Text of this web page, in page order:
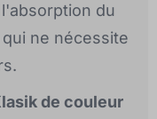
du
ne nécessite
de couleur